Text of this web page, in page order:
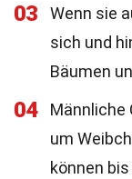
03
Wenn sie
sich und
Bäumen
04
Männliche
um
können